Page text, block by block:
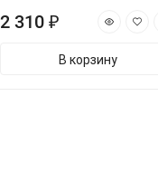
2 310 ₽
В корзину